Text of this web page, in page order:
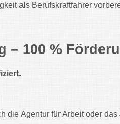
als Berufskraftfahrer
– 100 %
die Agentur für Arbeit oder